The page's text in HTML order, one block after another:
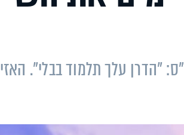
"הדרן עלך תלמוד בבלי".